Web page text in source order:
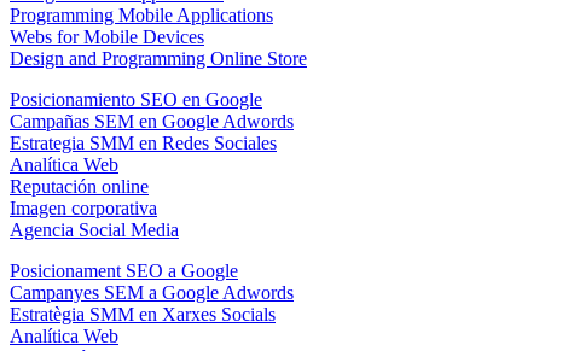
Programming Mobile Applications
Webs for Mobile Devices
Design and Programming Online Store
Posicionamiento SEO en Google
Campañas SEM en Google Adwords
Estrategia SMM en Redes Sociales
Analítica Web
Reputación online
Imagen corporativa
Agencia Social Media
Posicionament SEO a Google
Campanyes SEM a Google Adwords
Estratègia SMM en Xarxes Socials
Analítica Web